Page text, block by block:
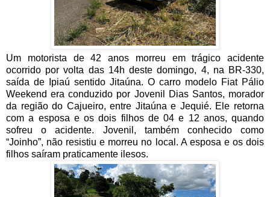
Um motorista de 42 anos morreu em trágico acidente
ocorrido por volta das 14h deste domingo, 4, na BR-330,
saída de Ipiaú sentido Jitaúna. O carro modelo Fiat Pálio
Weekend era conduzido por Jovenil Dias Santos, morador
da região do Cajueiro, entre Jitaúna e Jequié. Ele retorna
com a esposa e os dois filhos de 04 e 12 anos, quando
sofreu o acidente. Jovenil, também conhecido como
“Joinho”, não resistiu e morreu no local. A esposa e os dois
filhos saíram praticamente ilesos.